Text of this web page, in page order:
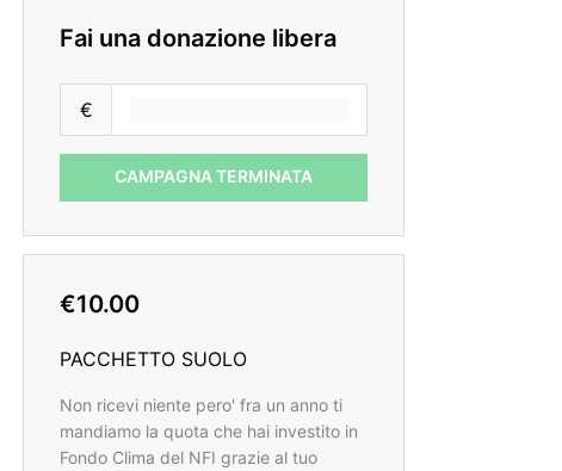
Fai una donazione libera
€
CAMPAGNA TERMINATA
€10.00
PACCHETTO SUOLO
Non ricevi niente pero' fra un anno ti
mandiamo la quota che hai investito in
Fondo Clima del NFI grazie al tuo